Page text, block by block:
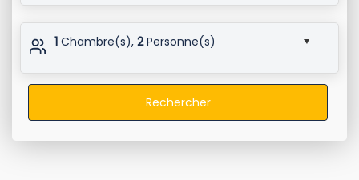
1 Chambre(s),2Personne(s)
Rechercher